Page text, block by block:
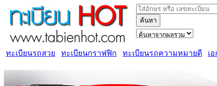
ค้นหา
ทะเบียนรถสวย ทะเบียนกราฟฟิก ทะเบียนรถความหมายดี เ